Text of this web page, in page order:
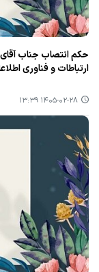
حکم انتصاب جناب آقای
ارتباطات و فناوری
۱۴۰۵-۰۲-۲۸ ۱۳:۳۹